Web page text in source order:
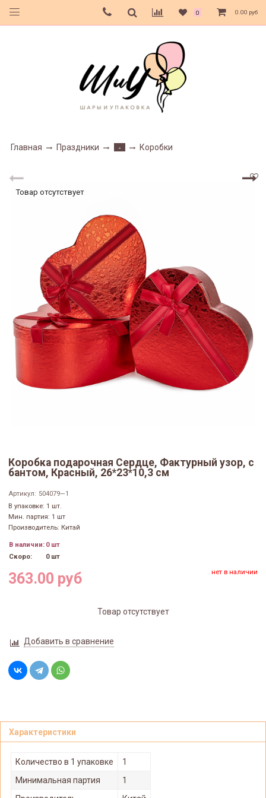
0 0.00 руб
Главная Праздники - Коробки
Товар отсутствует
Коробка подарочная Сердце, Фактурный узор, с
бантом, Красный, 26*23*10,3 см
Артикул: 504079—1
В упаковке: 1 шт.
Мин. партия: 1 шт
Производитель: Китай
В наличии: 0 шт
Скоро:
0 шт
363.00 руб нет в наличии
Товар отсутствует
Добавить в сравнение
Характеристики
Количество в 1 упаковке
1
Минимальная партия
1